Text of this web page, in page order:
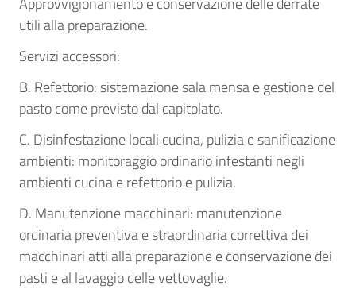
utili alla preparazione.
Servizi accessori:
B. Refettorio: sistemazione sala mensa e gestione del
pasto come previsto dal capitolato.
C. Disinfestazione locali cucina, pulizia e sanificazione
ambienti: monitoraggio ordinario infestanti negli
ambienti cucina e refettorio e pulizia.
D. Manutenzione macchinari: manutenzione
ordinaria preventiva e straordinaria correttiva dei
macchinari atti alla preparazione e conservazione dei
pasti e al lavaggio delle vettovaglie.